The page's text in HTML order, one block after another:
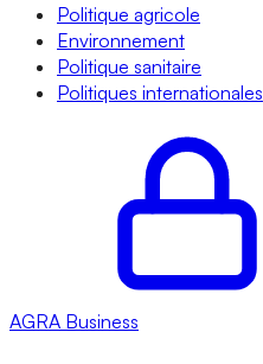
Politique agricole
Environnement
Politique sanitaire
Politiques internationales
AGRA Business